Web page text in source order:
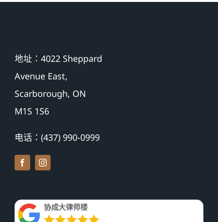
地址：4022 Sheppard
Avenue East,
Scarborough, ON
M1S 1S6
电话：(437) 990-0999
协成大律师楼